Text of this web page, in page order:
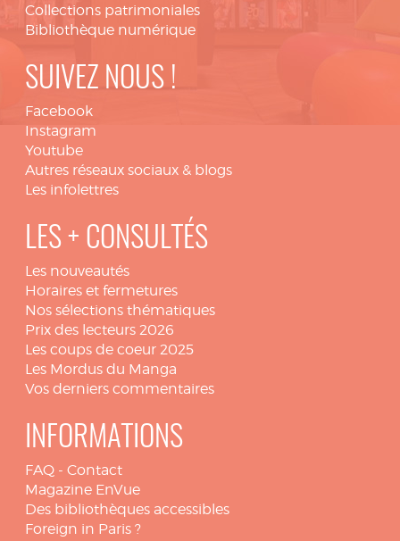
Collections patrimoniales
Bibliothèque numérique
SUIVEZ NOUS !
Facebook
Instagram
Youtube
Autres réseaux sociaux & blogs
Les infolettres
LES + CONSULTÉS
Les nouveautés
Horaires et fermetures
Nos sélections thématiques
Prix des lecteurs 2026
Les coups de coeur 2025
Les Mordus du Manga
Vos derniers commentaires
INFORMATIONS
FAQ - Contact
Magazine EnVue
Des bibliothèques accessibles
Foreign in Paris ?